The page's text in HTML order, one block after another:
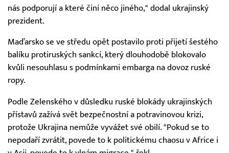
nás podporují a které činí něco jiného," dodal ukrajinský
prezident.
Maďarsko se ve středu opět postavilo proti přijetí šestého
balíku protiruských sankcí, který dlouhodobě blokovalo
kvůli nesouhlasu s podmínkami embarga na dovoz ruské
ropy.
Podle Zelenského v důsledku ruské blokády ukrajinských
přístavů zažívá svět bezpečnostní a potravinovou krizi,
protože Ukrajina nemůže vyvážet své obilí. "Pokud se to
nepodaří zvrátit, povede to k politickému chaosu v Africe i